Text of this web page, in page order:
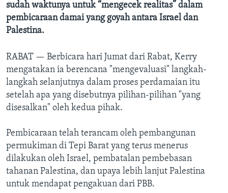
sudah waktunya untuk “mengecek realitas” dalam
pembicaraan damai yang goyah antara Israel dan
Palestina.
RABAT — Berbicara hari Jumat dari Rabat, Kerry
mengatakan ia berencana "mengevaluasi" langkah-
langkah selanjutnya dalam proses perdamaian itu
setelah apa yang disebutnya pilihan-pilihan "yang
disesalkan" oleh kedua pihak.
Pembicaraan telah terancam oleh pembangunan
permukiman di Tepi Barat yang terus menerus
dilakukan oleh Israel, pembatalan pembebasan
tahanan Palestina, dan upaya lebih lanjut Palestina
untuk mendapat pengakuan dari PBB.